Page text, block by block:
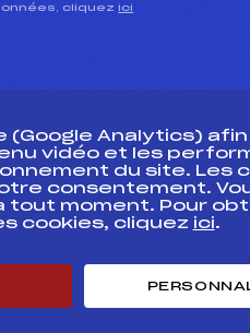
cliquez ici
Pôle vie de l’athlète
Enseignement
Analytics) afin
vidéo et les
du site. Les
consentement.
tout moment. Pour
cookies, cliquez ici.